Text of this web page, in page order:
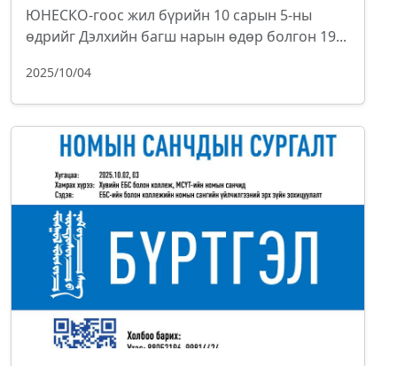
ЮНЕСКО-гоос жил бүрийн 10 сарын 5-ны
өдрийг Дэлхийн багш нарын өдөр болгон 19...
2025/10/04